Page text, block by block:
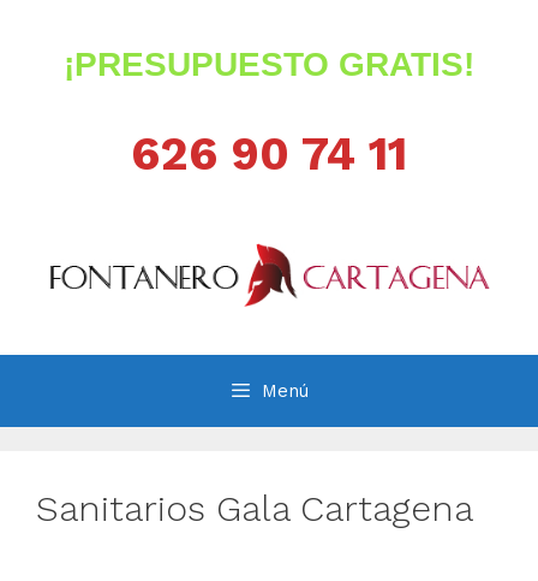
contenido¡PRESUPUESTO GRATIS!
626 90 74 11
Menú
Sanitarios Gala Cartagena